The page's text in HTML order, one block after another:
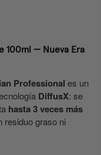
100ml — Nueva Era
Professional es un
DiffusX: se
hasta 3 veces más
residuo graso ni